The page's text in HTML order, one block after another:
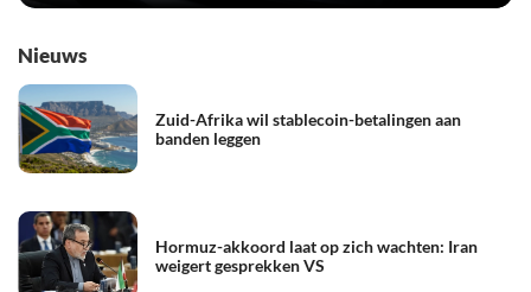
Nieuws
Zuid-Afrika wil stablecoin-betalingen aan
banden leggen
Hormuz-akkoord laat op zich wachten: Iran
weigert gesprekken VS